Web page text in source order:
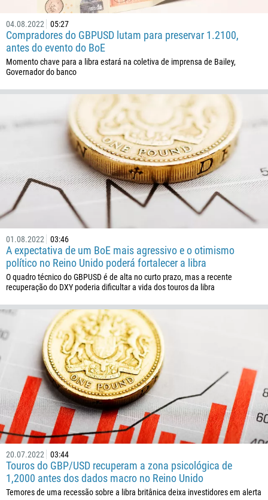
04.08.2022 05:27
Compradores do GBPUSD lutam para preservar 1.2100,
antes do evento do BoE
Momento chave para a libra estará na coletiva de imprensa de Bailey,
Governador do banco
01.08.2022 03:46
A expectativa de um BoE mais agressivo e o otimismo
político no Reino Unido poderá fortalecer a libra
O quadro técnico do GBPUSD é de alta no curto prazo, mas a recente
recuperação do DXY poderia dificultar a vida dos touros da libra
20.07.2022 03:44
Touros do GBP/USD recuperam a zona psicológica de
1,2000 antes dos dados macro no Reino Unido
Temores de uma recessão sobre a libra britânica deixa investidores em alerta
Ligue de volta
Número de telefone
1
93
355
213
1684
376
244
1264
672
1268
54
374
297
61
43
994
1242
973
Agende uma chamada
00:00
Insira seu e-mail
Insira seu comentário, se necessário
ME LIGUE DE VOLTA